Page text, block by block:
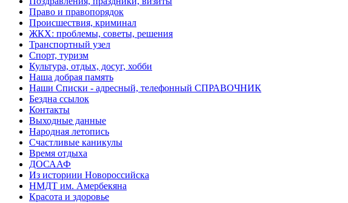
Право и правопорядок
Происшествия, криминал
ЖКХ: проблемы, советы, решения
Транспортный узел
Спорт, туризм
Культура, отдых, досуг, хобби
Наша добрая память
Наши Списки - адресный, телефонный СПРАВОЧНИК
Бездна ссылок
Контакты
Выходные данные
Народная летопись
Счастливые каникулы
Время отдыха
ДОСААФ
Из историии Новороссийска
НМДТ им. Амербекяна
Красота и здоровье